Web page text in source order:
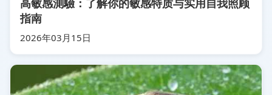
指南
2026年03月15日